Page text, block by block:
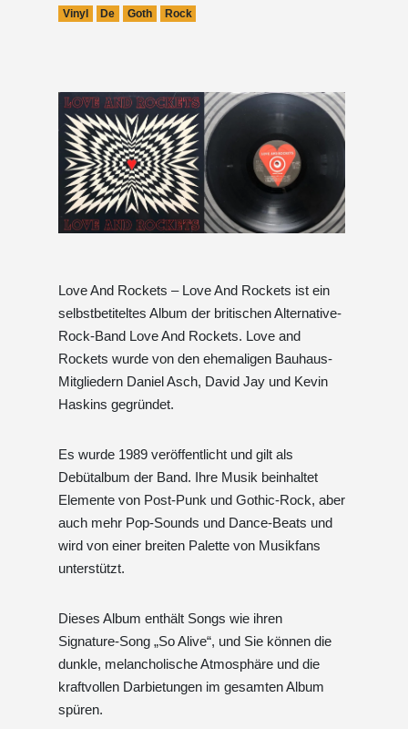
Vinyl De Goth Rock
Love And Rockets – Love And Rockets ist ein
selbstbetiteltes Album der britischen Alternative-
Rock-Band Love And Rockets. Love and
Rockets wurde von den ehemaligen Bauhaus-
Mitgliedern Daniel Asch, David Jay und Kevin
Haskins gegründet.
Es wurde 1989 veröffentlicht und gilt als
Debütalbum der Band. Ihre Musik beinhaltet
Elemente von Post-Punk und Gothic-Rock, aber
auch mehr Pop-Sounds und Dance-Beats und
wird von einer breiten Palette von Musikfans
unterstützt.
Dieses Album enthält Songs wie ihren
Signature-Song „So Alive“, und Sie können die
dunkle, melancholische Atmosphäre und die
kraftvollen Darbietungen im gesamten Album
spüren.